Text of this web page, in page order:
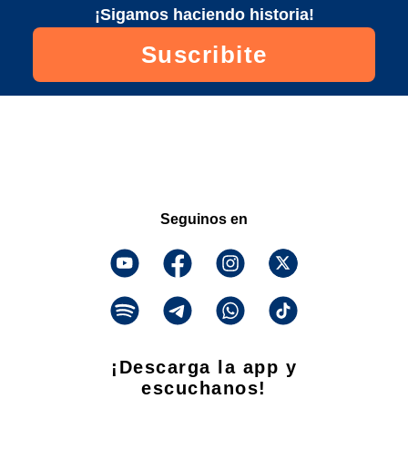
¡Sigamos haciendo historia!
Suscribite
Seguinos en
¡Descarga la app y
escuchanos!